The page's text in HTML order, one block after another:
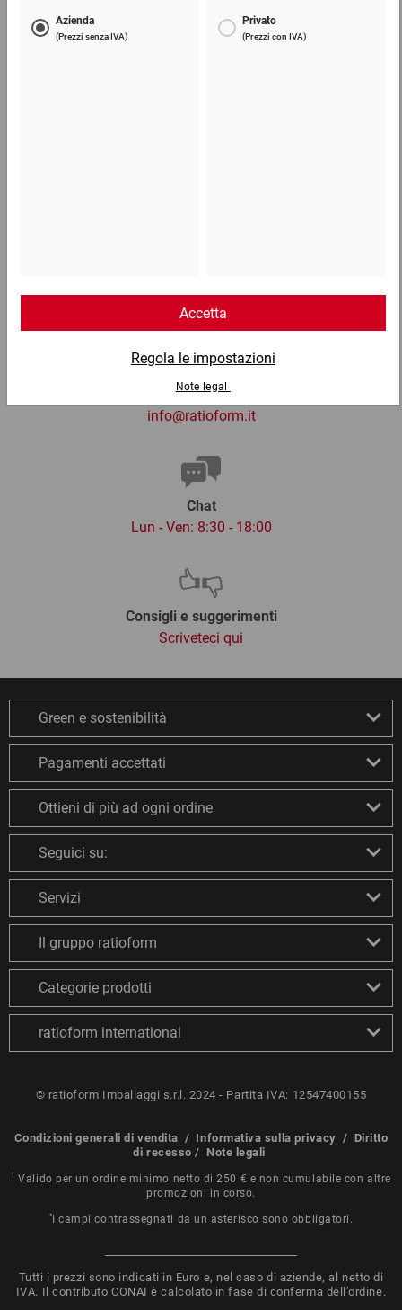
02 9066 221
Email
info@ratioform.it
Chat
Lun - Ven: 8:30 - 18:00
Consigli e suggerimenti
Scriveteci qui
Green e sostenibilità
Pagamenti accettati
Ottieni di più ad ogni ordine
Seguici su:
Servizi
Il gruppo ratioform
Categorie prodotti
ratioform international
© ratioform Imballaggi s.r.l. 2024 - Partita IVA: 12547400155
Condizioni generali di vendita / Informativa sulla privacy / Diritto
di recesso / Note legali
1Valido per un ordine minimo netto di 250 € e non cumulabile con altre
promozioni in corso.
*I campi contrassegnati da un asterisco sono obbligatori.
Tutti i prezzi sono indicati in Euro e, nel caso di aziende, al netto di
IVA. Il contributo CONAI è calcolato in fase di conferma dell’ordine.